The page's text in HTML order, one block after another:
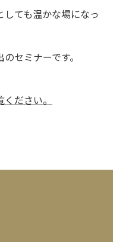
ても温かな場になっ
セミナーです。
ださい。